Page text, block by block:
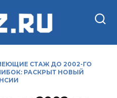
СТАЖ ДО 2002-ГО
РАСКРЫТ НОВЫЙ